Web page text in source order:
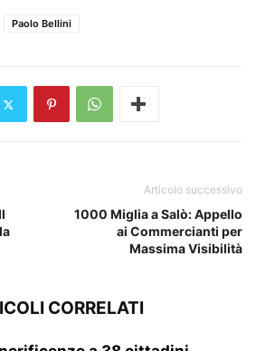
Paolo Bellini
Articolo successivo
1000 Miglia a Salò: Appello
ai Commercianti per
Massima Visibilità
CORRELATI